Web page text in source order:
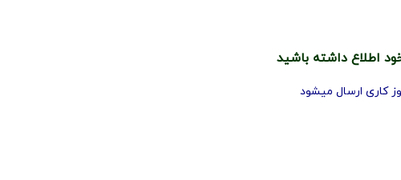
اطلاع داشته باشید